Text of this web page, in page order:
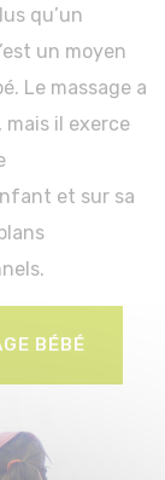
qu’un
un moyen
Le massage a
il exerce
et sur sa
BÉBÉ